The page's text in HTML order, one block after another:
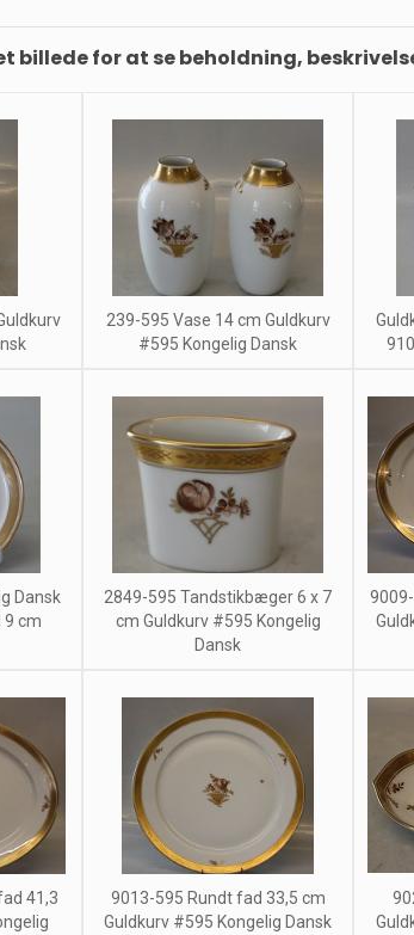
billede for at se beholdning,
239-595 Vase 14 cm Guldkurv
#595 Kongelig Dansk
Dansk
cm
2849-595 Tandstikbæger 6 x 7
cm Guldkurv #595 Kongelig
Dansk
41,3
9013-595 Rundt fad 33,5 cm
Guldkurv #595 Kongelig Dansk